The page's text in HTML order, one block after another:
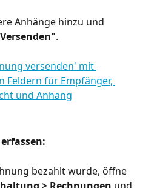
Anhänge hinzu und
.
bezahlt wurde, öffne